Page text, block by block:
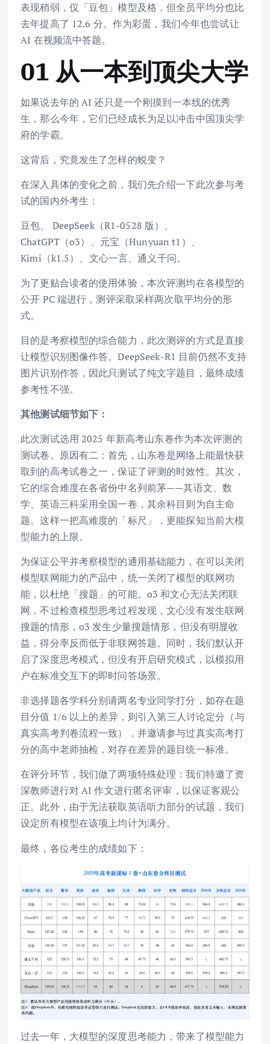
表现稍弱，仅「豆包」模型及格，但全员平均分也比
去年提高了 12.6 分。作为彩蛋，我们今年也尝试让
AI 在视频流中答题。
01 从一本到顶尖大学
如果说去年的 AI 还只是一个刚摸到一本线的优秀
生，那么今年，它们已经成长为足以冲击中国顶尖学
府的学霸。
这背后，究竟发生了怎样的蜕变？
在深入具体的变化之前，我们先介绍一下此次参与考
试的国内外考生：
豆包、 DeepSeek（R1-0528 版）、
ChatGPT（o3）、元宝（Hunyuan t1）、
Kimi（k1.5）、文心一言、通义千问。
为了更贴合读者的使用体验，本次评测均在各模型的
公开 PC 端进行，测评采取采样两次取平均分的形
式。
目的是考察模型的综合能力，此次测评的方式是直接
让模型识别图像作答。DeepSeek-R1 目前仍然不支持
图片识别作答，因此只测试了纯文字题目，最终成绩
参考性不强。
其他测试细节如下：
此次测试选用 2025 年新高考山东卷作为本次评测的
测试卷。原因有二：首先，山东卷是网络上能最快获
取到的高考试卷之一，保证了评测的时效性。其次，
它的综合难度在各省份中名列前茅——其语文、数
学、英语三科采用全国一卷，其余科目则为自主命
题。这样一把高难度的「标尺」，更能探知当前大模
型能力的上限。
为保证公平并考察模型的通用基础能力，在可以关闭
模型联网能力的产品中，统一关闭了模型的联网功
能，以杜绝「搜题」的可能。o3 和文心无法关闭联
网，不过检查模型思考过程发现，文心没有发生联网
搜题的情形，o3 发生少量搜题情形，但没有明显收
益，得分率反而低于非联网答题。同时，我们默认开
启了深度思考模式，但没有开启研究模式，以模拟用
户在标准交互下的即时问答场景。
非选择题各学科分别请两名专业同学打分，如存在题
目分值 1/6 以上的差异，则引入第三人讨论定分（与
真实高考判卷流程一致），并邀请参与过真实高考打
分的高中老师抽检，对存在差异的题目统一标准。
在评分环节，我们做了两项特殊处理：我们特邀了资
深教师进行对 AI 作文进行匿名评审，以保证客观公
正。此外，由于无法获取英语听力部分的试题，我们
设定所有模型在该项上均计为满分。
最终，各位考生的成绩如下：
过去一年，大模型的深度思考能力，带来了模型能力